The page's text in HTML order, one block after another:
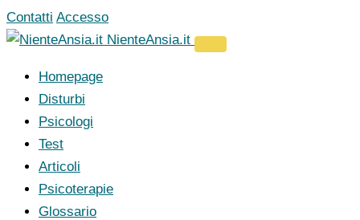
Vai
al
Contatti Accesso
NienteAnsia.it
Homepage
Disturbi
Psicologi
Test
Articoli
Psicoterapie
Glossario